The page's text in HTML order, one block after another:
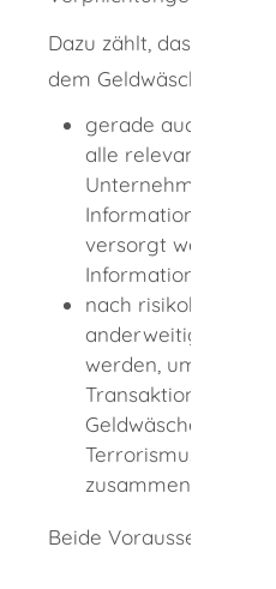
Dazu zählt, dass Sie
dem Geldwäschegesetz
gerade auch bei
alle relevanten
Unternehmens mit
Informationen zur
versorgt werden
Informationsverlust
nach risikobasierter
anderweitige
werden, um
Transaktionen zu
Geldwäsche oder
zusammenhängen.
Beide